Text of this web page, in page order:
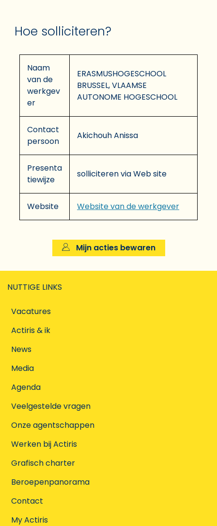
Hoe solliciteren?
Naam
van de
werkgev
er
ERASMUSHOGESCHOOL
BRUSSEL, VLAAMSE
AUTONOME HOGESCHOOL
Contact
persoon
Akichouh Anissa
Presenta
tiewijze
solliciteren via Web site
Website Website van de werkgever
Mijn acties bewaren
NUTTIGE LINKS
Vacatures
Actiris & ik
News
Media
Agenda
Veelgestelde vragen
Onze agentschappen
Werken bij Actiris
Grafisch charter
Beroepenpanorama
Contact
My Actiris